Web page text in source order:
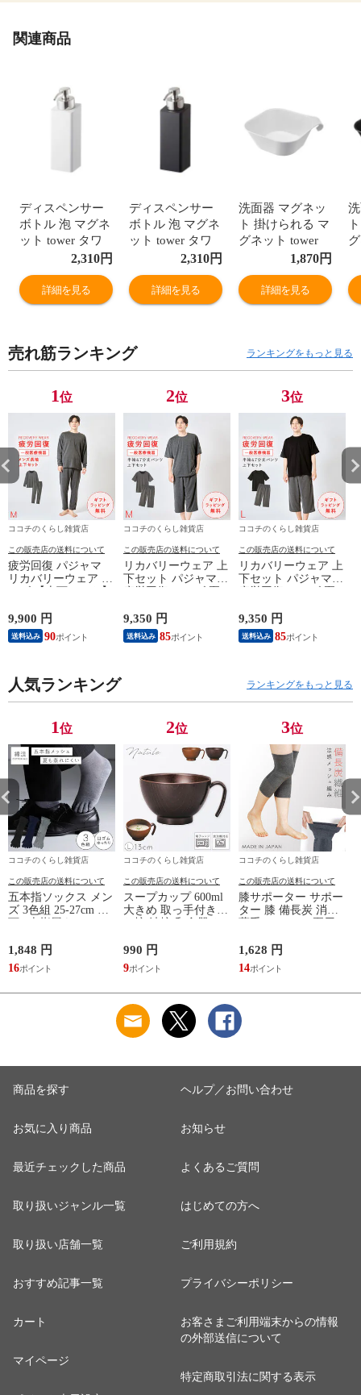
関連商品
ディスペンサー
ボトル 泡 マグネ
ット tower タワ
ー 山崎実業 バス
ルーム 浮かせる
収納 ホワイト ブ
ラック マグネッ
ワー tower 泡タ
イプ
2,310円
詳細を見る
ディスペンサー
ボトル 泡 マグネ
ット tower タワ
ー 山崎実業 バス
ルーム 浮かせる
収納 ホワイト ブ
ラック マグネッ
ワー tower 泡タ
イプ
2,310円
詳細を見る
洗面器 マグネッ
ト 掛けられる マ
グネット tower
タワー 山崎実業
バスルーム 浮か
せる収納 ホワイ
ト ブラック マグ
1,870円
詳細を見る
売れ筋ランキング ランキングをもっと見る
1位
ココチのくらし雑貨店
この販売店の送料について
疲労回復 パジャマ
リカバリーウェア メ
れが取れる パジャマ
血行促進 肩こり 腰
痛対策 疲れ 軽減 ル
ゼント 敬老の日 男
性用 安眠サポート
プルデザイン 杢グレ
9,900 円
送料込み 90
2位
ココチのくらし雑貨店
この販売店の送料について
リカバリーウェア 上
下セット パジャマ
ンツ 春夏用【一般医
療機器】部屋着 肩こ
り 冷え性 疲れが取
ームウェア リカバリ
9,350 円
送料込み 85
3位
ココチのくらし雑貨店
この販売店の送料について
リカバリーウェア 上
下セット パジャマ
ンツ 春夏用【一般医
療機器】部屋着 肩こ
り 冷え性 疲れが取
パが良い お得 安い
ームウェア リカバリ
9,350 円
送料込み 85
人気ランキング ランキングをもっと見る
1位
ココチのくらし雑貨店
この販売店の送料について
五本指ソックス メン
ズ 3色組 25-27cm 靴
い ベーシックカラー
ゆったりメッシュメ
ンズ5本指ソックス
1,848 円
16
2位
ココチのくらし雑貨店
この販売店の送料について
スープカップ 600ml
大きめ 取っ手付き
対応 レンジ 割れな
い 軽い 木目 Natule
レンジ手付木目椀 L
990 円
9
3位
ココチのくらし雑貨店
この販売店の送料について
膝サポーター サポー
ター 膝 備長炭 消臭
止 グッズ 夏 備長炭
メッシュサポーター
1,628 円
14
商品を探す
お気に入り商品
最近チェックした商品
取り扱いジャンル一覧
取り扱い店舗一覧
おすすめ記事一覧
カート
マイページ
ヘルプ／お問い合わせ
お知らせ
よくあるご質問
はじめての方へ
ご利用規約
プライバシーポリシー
お客さまご利用端末からの情報
の外部送信について
特定商取引法に関する表示